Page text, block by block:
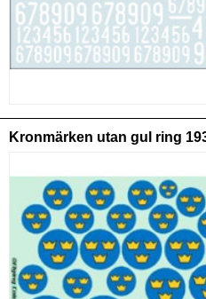
Kronmärken utan gul ring